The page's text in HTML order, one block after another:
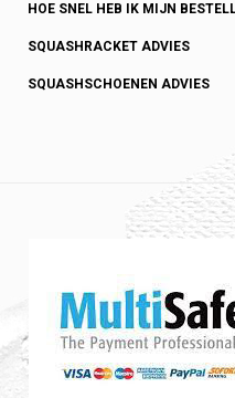
HOE SNEL HEB IK MIJN
SQUASHRACKET ADVIES
SQUASHSCHOENEN ADVIES